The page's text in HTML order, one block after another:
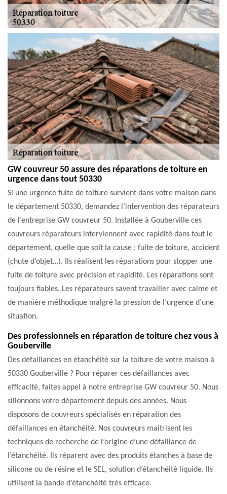
GW couvreur 50 assure des réparations de toiture en
urgence dans tout 50330
Si une urgence fuite de toiture survient dans votre maison dans
le département 50330, demandez l’intervention des réparateurs
de l’entreprise GW couvreur 50. Installée à Gouberville ces
couvreurs réparateurs interviennent avec rapidité dans tout le
département, quelle que soit la cause : fuite de toiture, accident
(chute d’objet…). Ils réalisent les réparations pour stopper une
fuite de toiture avec précision et rapidité. Les réparations sont
toujours fiables. Les réparateurs savent travailler avec calme et
de manière méthodique malgré la pression de l’urgence d’une
situation.
Des professionnels en réparation de toiture chez vous à
Gouberville
Des défaillances en étanchéité sur la toiture de votre maison à
50330 Gouberville ? Pour réparer ces défaillances avec
efficacité, faites appel à notre entreprise GW couvreur 50. Nous
sillonnons votre département depuis des années. Nous
disposons de couvreurs spécialisés en réparation des
défaillances en étanchéité. Nos couvreurs maitrisent les
techniques de recherche de l’origine d’une défaillance de
l’étanchéité. Ils réparent avec des produits étanches à base de
silicone ou de résine et le SEL, solution d’étanchéité liquide. Ils
utilisent la bande d’étanchéité très efficace.